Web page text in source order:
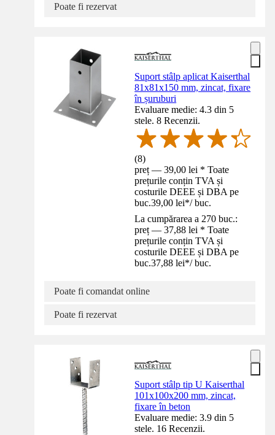
Poate fi rezervat
Suport stâlp aplicat Kaiserthal
81x81x150 mm, zincat, fixare
în șuruburi
Evaluare medie: 4.3 din 5
stele. 8 Recenzii.
(8)
preț — 39,00 lei * Toate
prețurile conțin TVA și
costurile DEEE și DBA pe
buc.39,00 lei*/ buc.
La cumpărarea a 270 buc.:
preț — 37,88 lei * Toate
prețurile conțin TVA și
costurile DEEE și DBA pe
buc.37,88 lei*/ buc.
Poate fi comandat online
Poate fi rezervat
Suport stâlp tip U Kaiserthal
101x100x200 mm, zincat,
fixare în beton
Evaluare medie: 3.9 din 5
stele. 16 Recenzii.